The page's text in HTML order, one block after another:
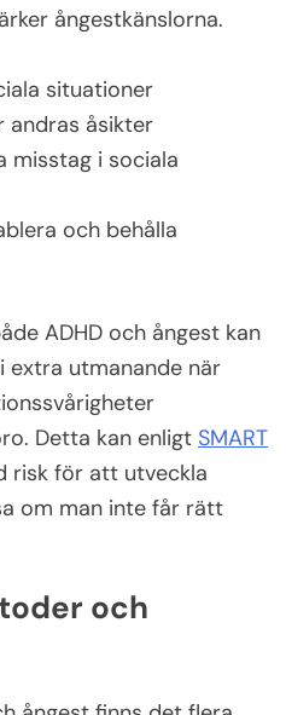
ångestkänslorna.
situationer
andras åsikter
misstag i sociala
och behålla
ADHD och ångest kan
extra utmanande när
Detta kan enligt SMART
risk för att utveckla
om man inte får rätt
och